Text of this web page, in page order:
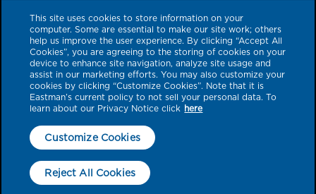
© حقوق الطبع والنشر لعام 2026 مملوكة لشركة Eastman Performance Films,
LLC. العلامات التجارية للمنتجات المشار إليها هنا برمز ™ أو ® هي علامات تجارية لشركة
Eastman Chemical Company أو الشركات التابعة لها. جميع العلامات التجارية الأخرى
هي ملك لأصحابها. جميع الحقوق محفوظة. لا تقبل الشركة أي مسؤولية عن الأخطاء.
This site uses cookies to store information on your
computer. Some are essential to make our site work; others
help us improve the user experience. By clicking “Accept All
Cookies”, you are agreeing to the storing of cookies on your
device to enhance site navigation, analyze site usage and
assist in our marketing efforts. You may also customize your
cookies by clicking “Customize Cookies”. Note that it is
Eastman’s current policy to not sell your personal data. To
learn about our Privacy Notice click here
Customize Cookies
Reject All Cookies